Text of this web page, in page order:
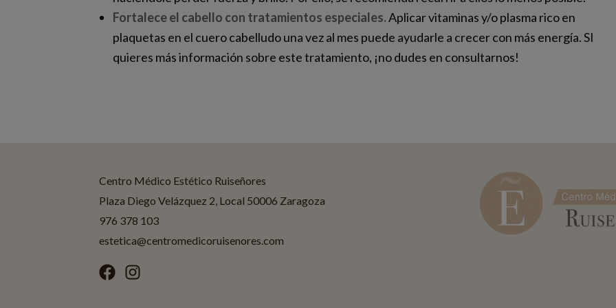
Fortalece el cabello con tratamientos especiales.Aplicar vitaminas y/o plasma rico en
plaquetas en el cuero cabelludo una vez al mes puede ayudarle a crecer con más energía. SI
quieres más información sobre este tratamiento, ¡no dudes en consultarnos!
Centro Médico Estético Ruiseñores
Plaza Diego Velázquez 2, Local 50006 Zaragoza
976 378 103
estetica@centromedicoruisenores.com